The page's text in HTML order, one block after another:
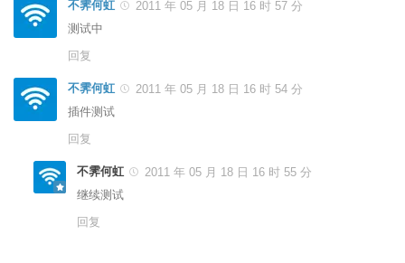
不霁何虹
2011 年 05 月 18 日 16 时 57 分
测试中
回复
不霁何虹
2011 年 05 月 18 日 16 时 54 分
插件测试
回复
不霁何虹
2011 年 05 月 18 日 16 时 55 分
继续测试
回复